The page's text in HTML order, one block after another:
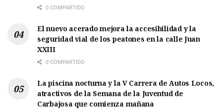
0 COMPARTIDO
El nuevo acerado mejora la accesibilidad y la
seguridad vial de los peatones en la calle Juan
XXIII
0 COMPARTIDO
La piscina nocturna y la V Carrera de Autos Locos,
atractivos de la Semana de la Juventud de
Carbajosa que comienza mañana